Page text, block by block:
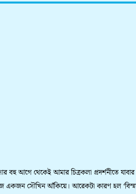
বহু আগে থেকেই আমার চিত্রকলা প্রদর্শনীতে
একজন সৌখিন আঁকিয়ে। আরেকটা কারণ হল